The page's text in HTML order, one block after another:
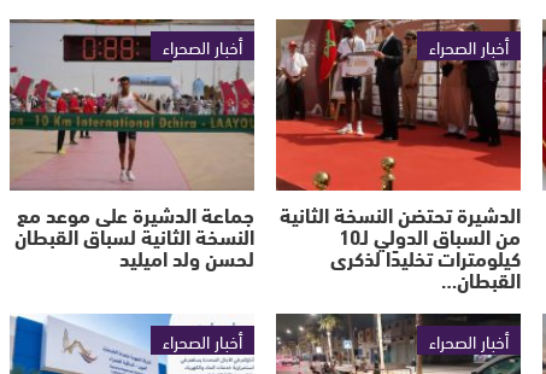
أخبار الصحراء
الدشيرة تحتضن النسخة الثانية
من السباق الدولي لـ10
كيلومترات تخليدًا لذكرى
القبطان…
أخبار الصحراء
جماعة الدشيرة على موعد مع
النسخة الثانية لسباق القبطان
لحسن ولد اميليد
أخبار الصحراء أخبار الصحراء